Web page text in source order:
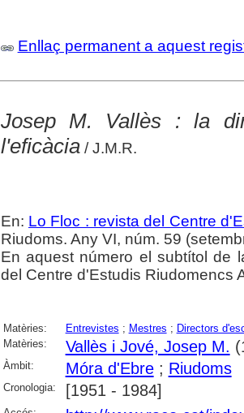
Enllaç permanent a aquest
Josep M. Vallès : la
l'eficàcia/ J.M.R.
En: Lo Floc : revista del Centre
Riudoms. Any VI, núm. 59
En aquest número el subtítol de
del Centre d'Estudis Riudomencs
Matèries: Entrevistes ; Mestres ; Directors
Matèries:
Vallès i Jové, Josep M.
Àmbit: Móra d'Ebre; Riudoms
Cronologia: [1951 - 1984]